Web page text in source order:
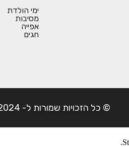
ימי הולדת
מסיבות
אפייה
חגים
© כל הזכויות שמורות ל- 4Party 2024 | כתובת: פארק התעשיה משמרות| טלפון: 054-7225898